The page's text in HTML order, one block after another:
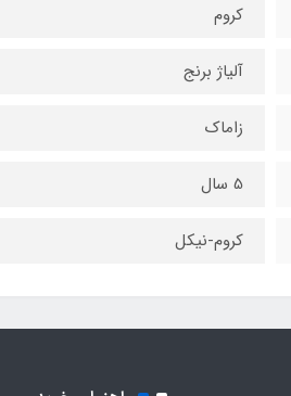
کروم
آلیاژ برنج
زاماک
5 سال
کروم-نیکل